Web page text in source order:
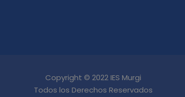
Copyright © 2022 IES Murgi
Todos los Derechos Reservados